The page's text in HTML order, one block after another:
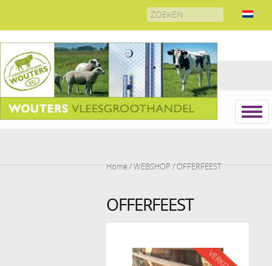
Search
for:
Home/WEBSHOP/ OFFERFEEST
OFFERFEEST